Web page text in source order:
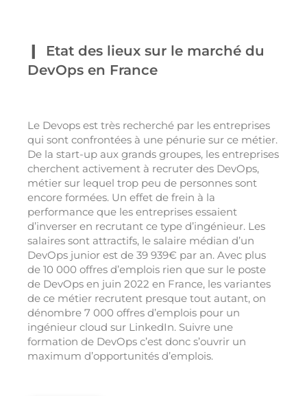
Etat des lieux sur le marché du
DevOps en France
Le Devops est très recherché par les entreprises
qui sont confrontées à une pénurie sur ce métier.
De la start-up aux grands groupes, les entreprises
cherchent activement à recruter des DevOps,
métier sur lequel trop peu de personnes sont
encore formées. Un effet de frein à la
performance que les entreprises essaient
d’inverser en recrutant ce type d’ingénieur. Les
salaires sont attractifs, le salaire médian d’un
DevOps junior est de 39 939€ par an. Avec plus
de 10 000 offres d’emplois rien que sur le poste
de DevOps en juin 2022 en France, les variantes
de ce métier recrutent presque tout autant, on
dénombre 7 000 offres d’emplois pour un
ingénieur cloud sur LinkedIn. Suivre une
formation de DevOps c’est donc s’ouvrir un
maximum d’opportunités d’emplois.